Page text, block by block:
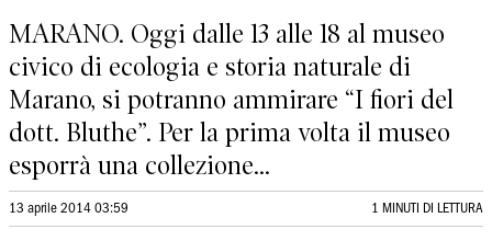
MARANO. Oggi dalle 13 alle 18 al museo
civico di ecologia e storia naturale di
Marano, si potranno ammirare “I fiori del
dott. Bluthe”. Per la prima volta il museo
esporrà una collezione...
13 aprile 2014 03:59 1 MINUTI DI LETTURA